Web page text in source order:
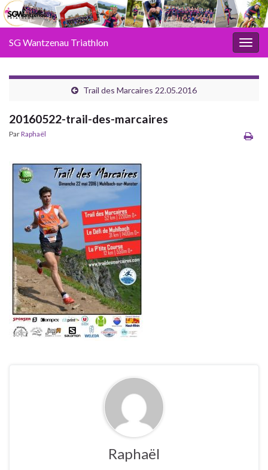
SG Wantzenau Triathlon
Trail des Marcaires 22.05.2016
20160522-trail-des-marcaires
ParRaphaël
Raphaël